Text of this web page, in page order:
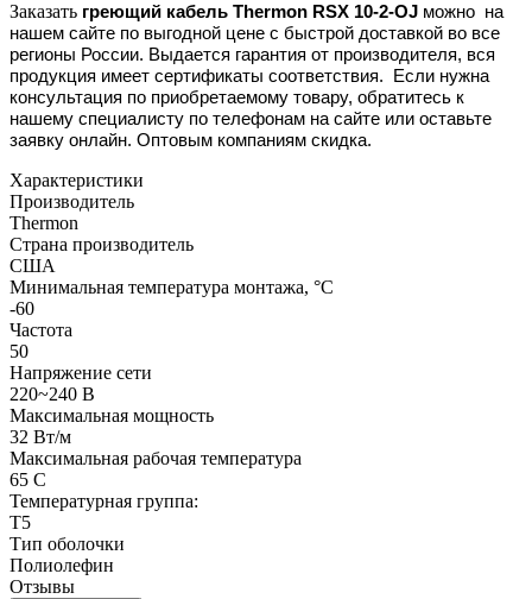
Заказать греющий кабель Thermon RSX 10-2-OJ можно на
нашем сайте по выгодной цене с быстрой доставкой во все
регионы России. Выдается гарантия от производителя, вся
продукция имеет сертификаты соответствия. Если нужна
консультация по приобретаемому товару, обратитесь к
нашему специалисту по телефонам на сайте или оставьте
заявку онлайн. Оптовым компаниям скидка.
Характеристики
Производитель
Thermon
Страна производитель
США
Минимальная температура монтажа, °С
-60
Частота
50
Напряжение сети
220~240 В
Максимальная мощность
32 Вт/м
Максимальная рабочая температура
65 С
Температурная группа:
Т5
Тип оболочки
Полиолефин
Отзывы